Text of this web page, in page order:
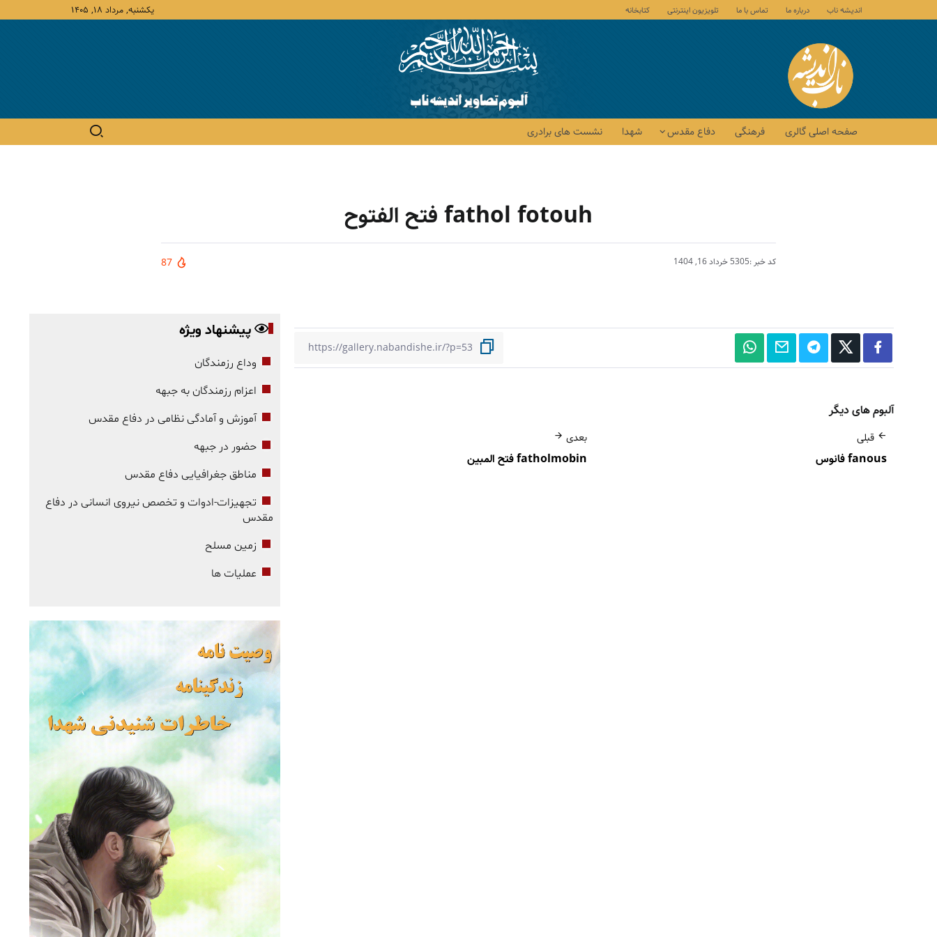
اندیشه ناب درباره ما تماس با ما تلویزیون اینترنتی کتابخانه یکشنبه, مرداد ۱۸, ۱۴۰۵
صفحه اصلی گالری فرهنگی دفاع مقدس شهدا نشست های برادری
fathol fotouh فتح الفتوح
کد خبر :5305 خرداد 16, 1404 87
آلبوم های دیگر
قبلی
fanous فانوس
بعدی
fatholmobin فتح المبین
پیشنهاد ویژه
وداع رزمندگان
اعزام رزمندگان به جبهه
آموزش و آمادگی نظامی در دفاع مقدس
حضور در جبهه
مناطق جغرافیایی دفاع مقدس
تجهیزات-ادوات و تخصص نیروی انسانی در دفاع
مقدس
زمین مسلح
عملیات ها